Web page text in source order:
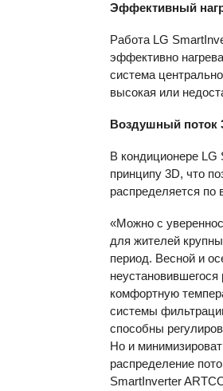
Эффективный
Работа LG
эффективно
система
высокая или
Воздушный поток
В кондиционере LG
принципу 3D, что
распределяется по
«Можно с
для жителей
период. Весной и
комфортную
системы
способны
Но и
распределение
SmartInverter